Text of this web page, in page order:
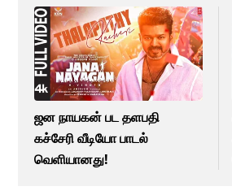
ஜன நாயகன் பட தளபதி
கச்சேரி வீடியோ பாடல்
வெளியானது!